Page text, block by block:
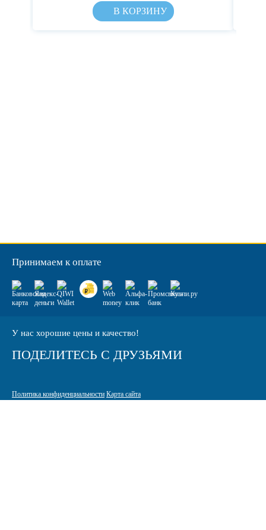
В КОРЗИНУ
Принимаем к оплате
У нас хорошие цены и качество!
ПОДЕЛИТЕСЬ С ДРУЗЬЯМИ
Политика конфиденциальности Карта сайта